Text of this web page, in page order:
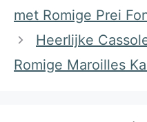
met Romige Prei
Heerlijke
Romige Maroilles